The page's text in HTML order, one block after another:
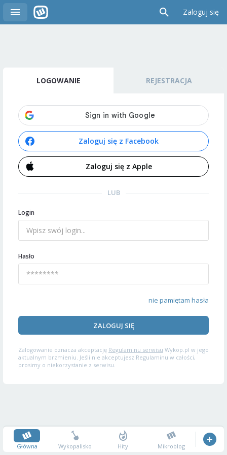
Zaloguj się
LOGOWANIE REJESTRACJA
Zaloguj się z Facebook
Zaloguj się z Apple
LUB
Login
Hasło
nie pamiętam hasła
ZALOGUJ SIĘ
Zalogowanie oznacza akceptację Regulaminu serwisu Wykop.pl w jego
aktualnym brzmieniu. Jeśli nie akceptujesz Regulaminu w całości,
prosimy o niekorzystanie z serwisu.
Główna Wykopalisko Hity Mikroblog